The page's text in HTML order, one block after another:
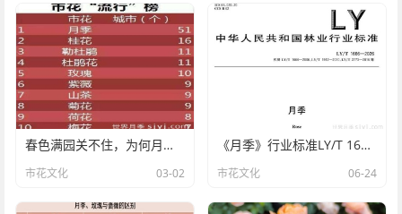
春色满园关不住，为何月季领风骚？
市花文化 03-02
《月季》行业标准LY/T 1666-2026全文
市花文化 06-24